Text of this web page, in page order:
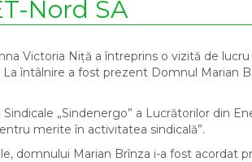
Nord SA
Victoria Niță a întreprins o vizită de lucru
întâlnire a fost prezent Domnul Marian
„Sindenergo” a Lucrătorilor din
merite în activitatea sindicală”.
domnului Marian Brînza i-a fost acordat